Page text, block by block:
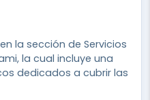
la sección de Servicios
la cual incluye una
dedicados a cubrir las